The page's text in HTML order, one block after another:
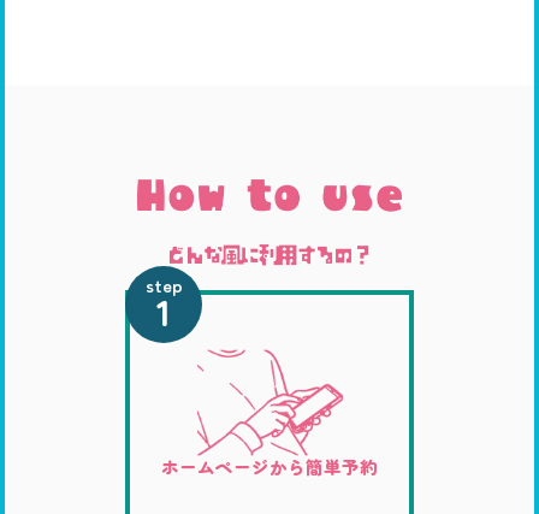
ホームページから簡単予約
step
1